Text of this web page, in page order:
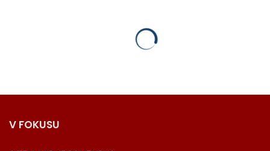
V FOKUSU